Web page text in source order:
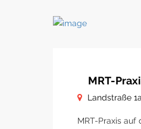
MRT-
Landstraße
MRT-Praxis auf